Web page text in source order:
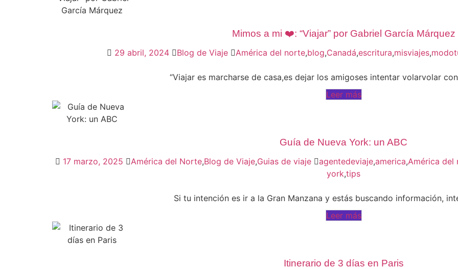
Mimos a mi ❤️: “Viajar” por Gabriel García Márquez
29 abril, 2024 Blog de Viaje América del norte,blog,Canadá,escritura,misviajes,
“Viajar es marcharse de casa,es dejar los amigoses intentar volarvolar
Leer más
Guía de Nueva York: un ABC
17 marzo, 2025 América del Norte,Blog de Viaje,Guias de viaje agentedeviaje,america,América del
york,tips
Si tu intención es ir a la Gran Manzana y estás buscando información,
Leer más
Itinerario de 3 días en Paris